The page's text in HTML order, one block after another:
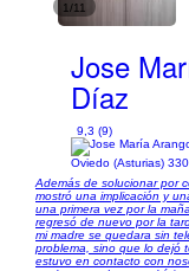
1/11
Jose
Díaz
9,3 (9)
Oviedo (Asturias)
Además de solucionar por
mostró una implicación y
una primera vez por la
regresó de nuevo por la
mi madre se quedara sin
problema, sino que lo dejó
estuvo en contacto con